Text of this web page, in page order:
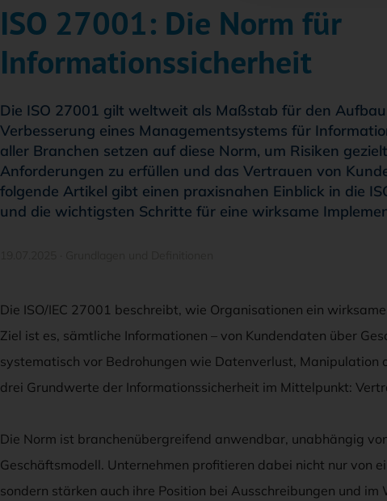
ISO 27001: Die Norm für
Informationssicherheit
Die ISO 27001 gilt weltweit als Maßstab für den
Verbesserung eines Managementsystems für
aller Branchen setzen auf diese Norm, um Risiken
Anforderungen zu erfüllen und das Vertrauen von
folgende Artikel gibt einen praxisnahen Einblick in die
und die wichtigsten Schritte für eine wirksame
Die ISO/IEC 27001 beschreibt, wie Organisationen ein
Ziel ist es, sämtliche Informationen – von Kundendaten über
systematisch vor Bedrohungen wie Datenverlust, Manipulation
drei Grundwerte der Informationssicherheit im Mittelpunkt:
Die Norm ist branchenübergreifend anwendbar, unabhängig
Geschäftsmodell. Unternehmen profitieren dabei nicht nur von
sondern stärken auch ihre Position bei Ausschreibungen und